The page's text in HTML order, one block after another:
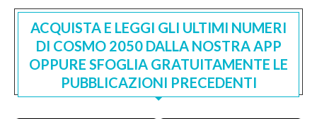
ACQUISTA E LEGGI GLI ULTIMI NUMERI
DI COSMO 2050 DALLA NOSTRA APP
OPPURE SFOGLIA GRATUITAMENTE LE
PUBBLICAZIONI PRECEDENTI